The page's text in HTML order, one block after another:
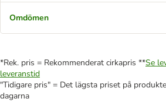
Omdömen
*Rek. pris = Rekommenderat cirkapris **Se
leveranstid
"Tidigare pris" = Det lägsta priset på
dagarna